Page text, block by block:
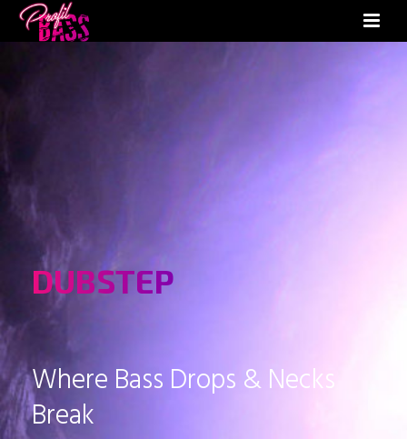
DUBSTEP
Where Bass Drops & Necks
Break